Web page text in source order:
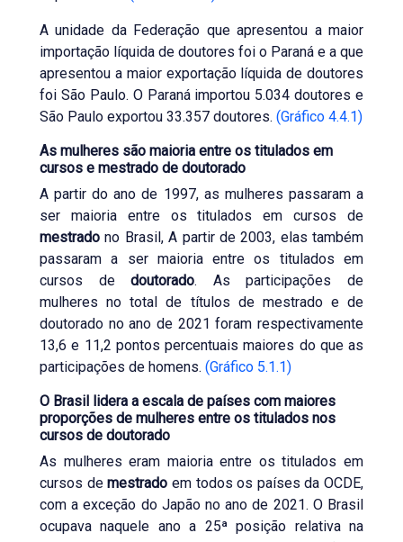
A unidade da Federação que apresentou a maior
importação líquida de doutores foi o Paraná e a que
apresentou a maior exportação líquida de doutores
foi São Paulo. O Paraná importou 5.034 doutores e
São Paulo exportou 33.357 doutores. (Gráfico 4.4.1)
As mulheres são maioria entre os titulados em
cursos e mestrado de doutorado
A partir do ano de 1997, as mulheres passaram a
ser maioria entre os titulados em cursos de
mestrado no Brasil, A partir de 2003, elas também
passaram a ser maioria entre os titulados em
cursos dedoutorado. As participações de
mulheres no total de títulos de mestrado e de
doutorado no ano de 2021 foram respectivamente
13,6 e 11,2 pontos percentuais maiores do que as
participações de homens. (Gráfico 5.1.1)
O Brasil lidera a escala de países com maiores
proporções de mulheres entre os titulados nos
cursos de doutorado
As mulheres eram maioria entre os titulados em
cursos demestrado em todos os países da OCDE,
com a exceção do Japão no ano de 2021. O Brasil
ocupava naquele ano a 25ª posição relativa na